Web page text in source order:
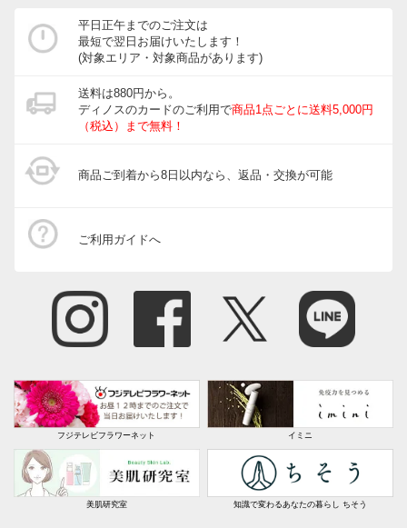
平日正午までのご注文は
最短で翌日お届けいたします！
(対象エリア・対象商品があります)
送料は880円から。
ディノスのカードのご利用で商品1点ごとに送料5,000円
（税込）まで無料！
商品ご到着から8日以内なら、返品・交換が可能
ご利用ガイドへ
フジテレビフラワーネット イミニ
美肌研究室 知識で変わるあなたの暮らし ちそう